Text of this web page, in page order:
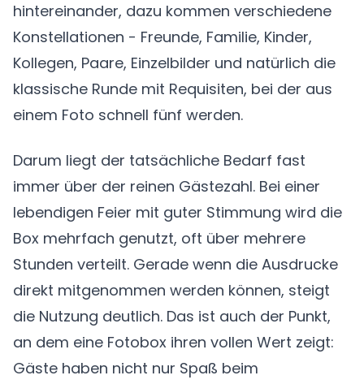
hintereinander, dazu kommen verschiedene
Konstellationen - Freunde, Familie, Kinder,
Kollegen, Paare, Einzelbilder und natürlich die
klassische Runde mit Requisiten, bei der aus
einem Foto schnell fünf werden.
Darum liegt der tatsächliche Bedarf fast
immer über der reinen Gästezahl. Bei einer
lebendigen Feier mit guter Stimmung wird die
Box mehrfach genutzt, oft über mehrere
Stunden verteilt. Gerade wenn die Ausdrucke
direkt mitgenommen werden können, steigt
die Nutzung deutlich. Das ist auch der Punkt,
an dem eine Fotobox ihren vollen Wert zeigt:
Gäste haben nicht nur Spaß beim